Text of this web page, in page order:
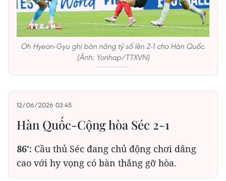
Oh Hyeon-Gyu ghi bàn nâng tỷ số lên 2-1 cho Hàn Quốc.
(Ảnh: Yonhap/TTXVN)
12/06/2026 03:45
Hàn Quốc-Cộng hòa Séc 2-1
86': Cầu thủ Séc đang chủ động chơi dâng
cao với hy vọng có bàn thắng gỡ hòa.